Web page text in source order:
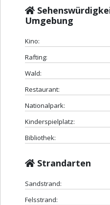
Umgebung
Kino:
Rafting:
Wald:
Restaurant:
Nationalpark:
Kinderspielplatz:
Bibliothek:
Strandarten
Sandstrand:
Felsstrand: